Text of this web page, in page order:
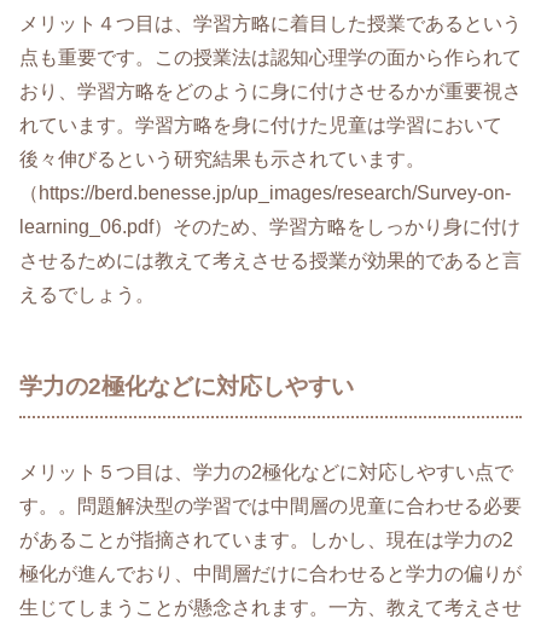
メリット４つ目は、学習方略に着目した授業であるという
点も重要です。この授業法は認知心理学の面から作られて
おり、学習方略をどのように身に付けさせるかが重要視さ
れています。学習方略を身に付けた児童は学習において
後々伸びるという研究結果も示されています。
（https://berd.benesse.jp/up_images/research/Survey-on-
learning_06.pdf）そのため、学習方略をしっかり身に付け
させるためには教えて考えさせる授業が効果的であると言
えるでしょう。
学力の2極化などに対応しやすい
メリット５つ目は、学力の2極化などに対応しやすい点で
す。。問題解決型の学習では中間層の児童に合わせる必要
があることが指摘されています。しかし、現在は学力の2
極化が進んでおり、中間層だけに合わせると学力の偏りが
生じてしまうことが懸念されます。一方、教えて考えさせ